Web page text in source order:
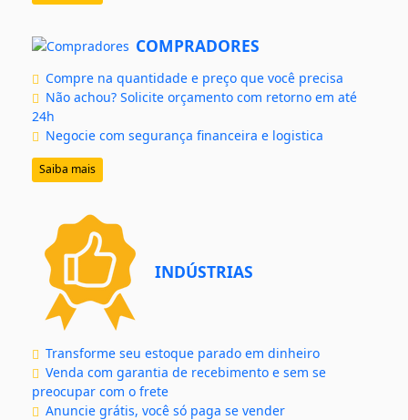
COMPRADORES
Compre na quantidade e preço que você precisa
Não achou? Solicite orçamento com retorno em até
24h
Negocie com segurança financeira e logistica
Saiba mais
INDÚSTRIAS
Transforme seu estoque parado em dinheiro
Venda com garantia de recebimento e sem se
preocupar com o frete
Anuncie grátis, você só paga se vender